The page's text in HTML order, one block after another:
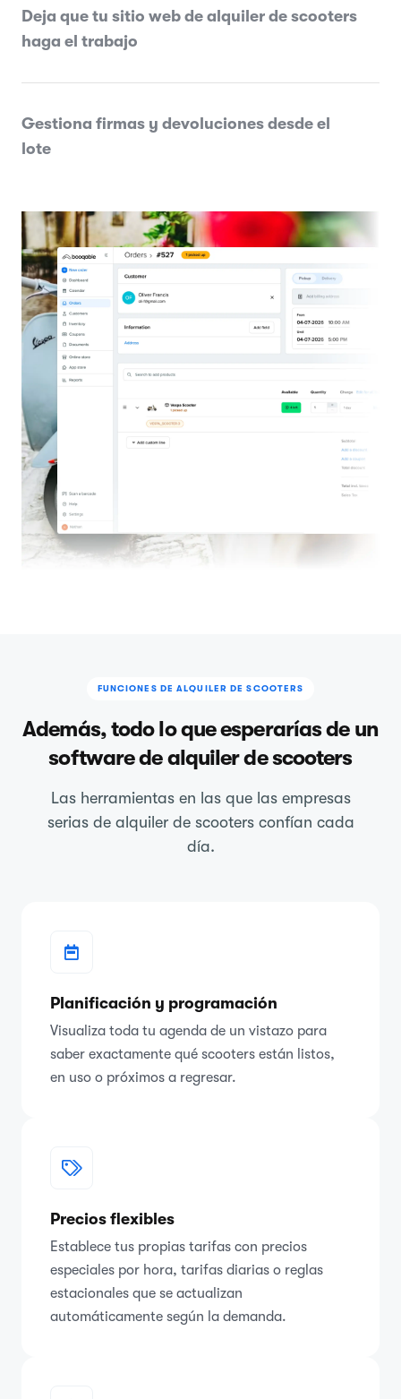
Deja que tu sitio web de alquiler de scooters
haga el trabajo
Gestiona firmas y devoluciones desde el
lote
FUNCIONES DE ALQUILER DE SCOOTERS
Además, todo lo que esperarías de un
software de alquiler de scooters
Las herramientas en las que las empresas
serias de alquiler de scooters confían cada
día.
Planificación y programación
Visualiza toda tu agenda de un vistazo para
saber exactamente qué scooters están listos,
en uso o próximos a regresar.
Precios flexibles
Establece tus propias tarifas con precios
especiales por hora, tarifas diarias o reglas
estacionales que se actualizan
automáticamente según la demanda.